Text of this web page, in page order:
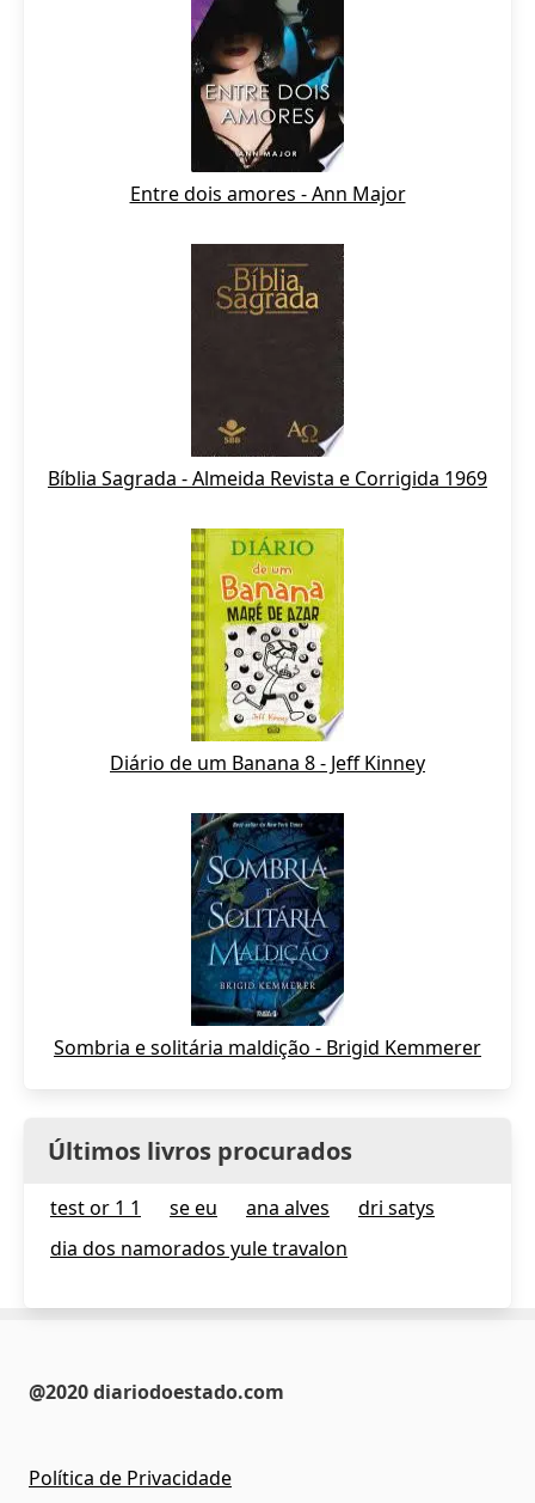
Entre dois amores - Ann Major
Bíblia Sagrada - Almeida Revista e Corrigida 1969
Diário de um Banana 8 - Jeff Kinney
Sombria e solitária maldição - Brigid Kemmerer
Últimos livros procurados
test or 1 1 se eu ana alves
dri satys
dia dos namorados yule travalon
@2020 diariodoestado.com
Política de Privacidade